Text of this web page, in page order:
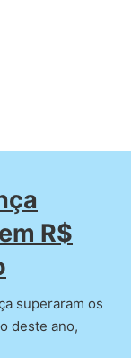
R$
superaram os
deste ano,